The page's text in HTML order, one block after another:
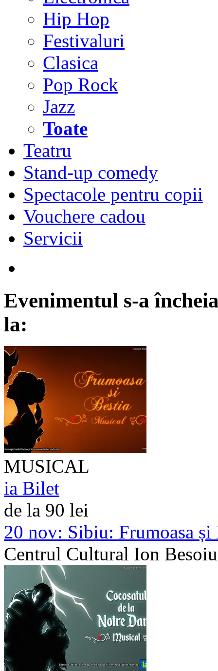
Hip Hop
Festivaluri
Clasica
Pop Rock
Jazz
Toate
Teatru
Stand-up comedy
Spectacole pentru copii
Vouchere cadou
Servicii
Evenimentul s-a
la:
MUSICAL
ia Bilet
de la 90 lei
20 nov: Sibiu: Frumoasa și
Centrul Cultural Ion Besoiu